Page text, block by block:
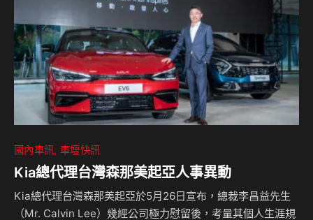
往往會唸著一個護身咒語——「かたしはや えかせにくりに
くめるさけ てえひあしえひ われえひにけり 」意味著「我
已…
國內車訊 車壇快訊
Kia總代理台灣森那美起亞人事異動
Kia總代理台灣森那美起亞於5月26日宣布，總裁李昌益先生
（Mr. Calvin Lee）幾經公司極力慰留後，考量其個人生涯規